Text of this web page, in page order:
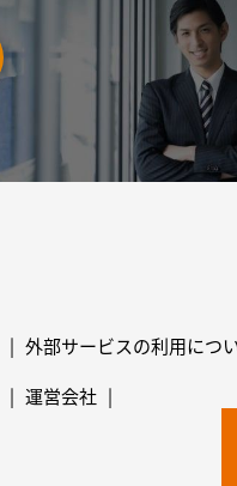
外部サービスの利用につ
運営会社